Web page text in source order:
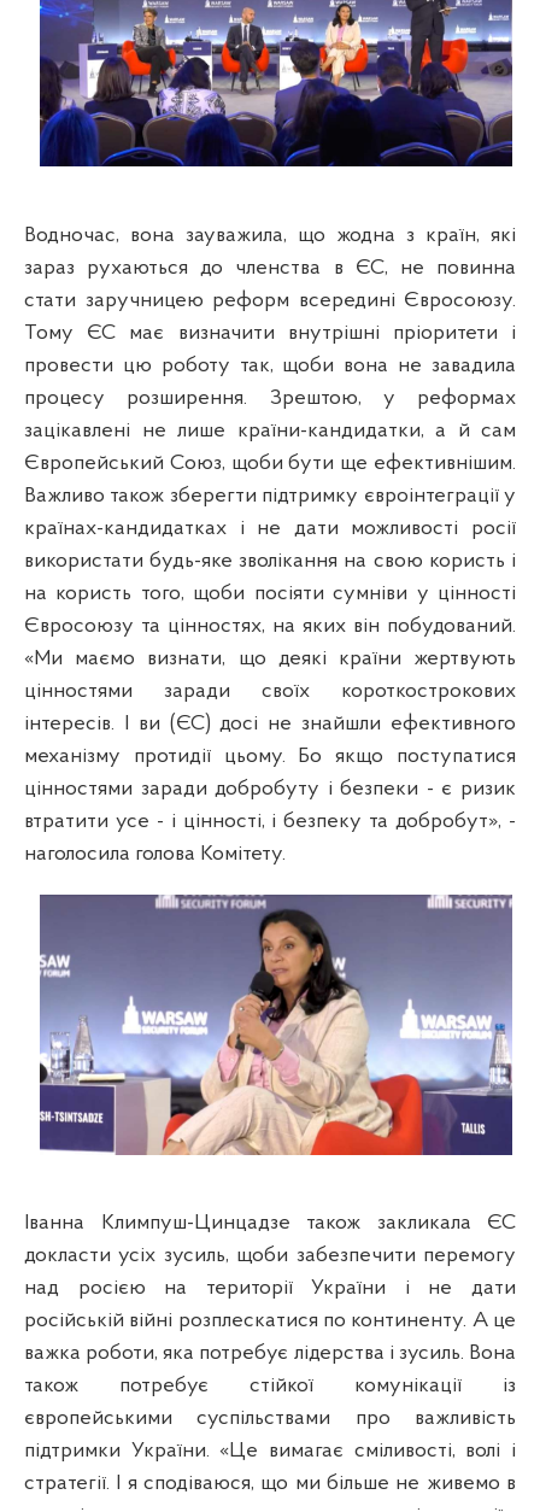
Водночас, вона зауважила, що жодна з країн, які
зараз рухаються до членства в ЄС, не повинна
стати заручницею реформ всередині Євросоюзу.
Тому ЄС має визначити внутрішні пріоритети і
провести цю роботу так, щоби вона не завадила
процесу розширення. Зрештою, у реформах
зацікавлені не лише країни-кандидатки, а й сам
Європейський Союз, щоби бути ще ефективнішим.
Важливо також зберегти підтримку євроінтеграції у
країнах-кандидатках і не дати можливості росії
використати будь-яке зволікання на свою користь і
на користь того, щоби посіяти сумніви у цінності
Євросоюзу та цінностях, на яких він побудований.
«Ми маємо визнати, що деякі країни жертвують
цінностями заради своїх короткострокових
інтересів. І ви (ЄС) досі не знайшли ефективного
механізму протидії цьому. Бо якщо поступатися
цінностями заради добробуту і безпеки - є ризик
втратити усе - і цінності, і безпеку та добробут», -
наголосила голова Комітету.
Іванна Климпуш-Цинцадзе також закликала ЄС
докласти усіх зусиль, щоби забезпечити перемогу
над росією на території України і не дати
російській війні розплескатися по континенту. А це
важка роботи, яка потребує лідерства і зусиль. Вона
також потребує стійкої комунікації із
європейськими суспільствами про важливість
підтримки України. «Це вимагає сміливості, волі і
стратегії. І я сподіваюся, що ми більше не живемо в